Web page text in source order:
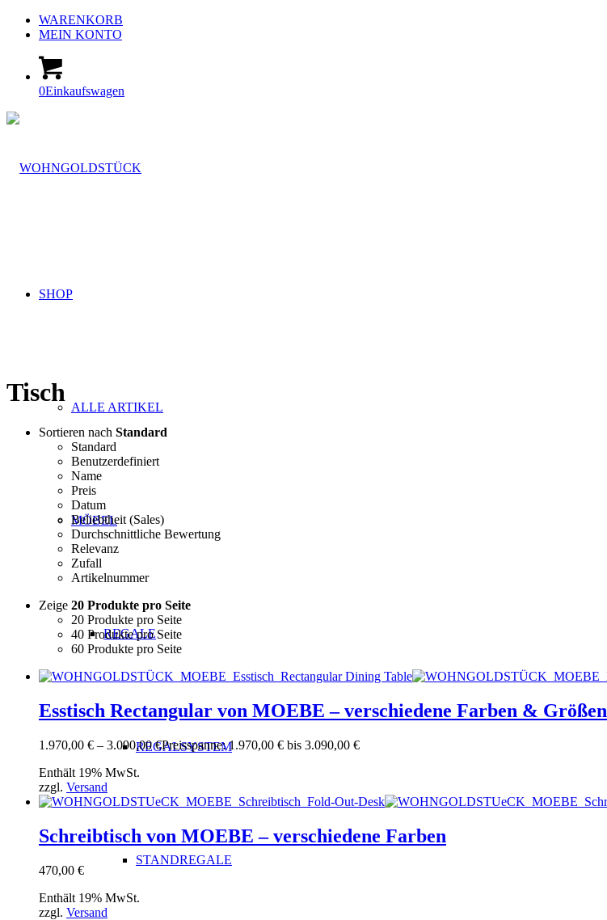
WARENKORB
MEIN KONTO
0Einkaufswagen
SHOP
ALLE ARTIKEL
MÖBEL
REGALE
REGALSYSTEM
STANDREGALE
Tisch
Sortieren nach Standard
Standard
Benutzerdefiniert
Name
Preis
Datum
Beliebtheit (Sales)
Durchschnittliche Bewertung
Relevanz
Zufall
Artikelnummer
Zeige 20 Produkte pro Seite
20 Produkte pro Seite
40 Produkte pro Seite
60 Produkte pro Seite
Esstisch Rectangular von MOEBE – verschiedene Farben & Größen
1.970,00 € – 3.090,00€Preisspanne: 1.970,00 € bis 3.090,00 €
Enthält 19% MwSt.
zzgl. Versand
Schreibtisch von MOEBE – verschiedene Farben
470,00 €
Enthält 19% MwSt.
zzgl. Versand